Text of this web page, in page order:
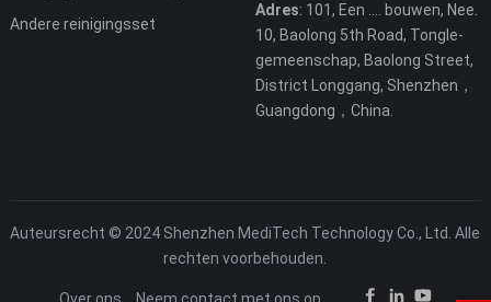
Andere reinigingsset
Adres: 101, Een .... bouwen, Nee.
10, Baolong 5th Road, Tongle-
gemeenschap, Baolong Street,
District Longgang, Shenzhen，
Guangdong，China.
Auteursrecht © 2024 Shenzhen MediTech Technology Co., Ltd. Alle
rechten voorbehouden.
Over ons Neem contact met ons op